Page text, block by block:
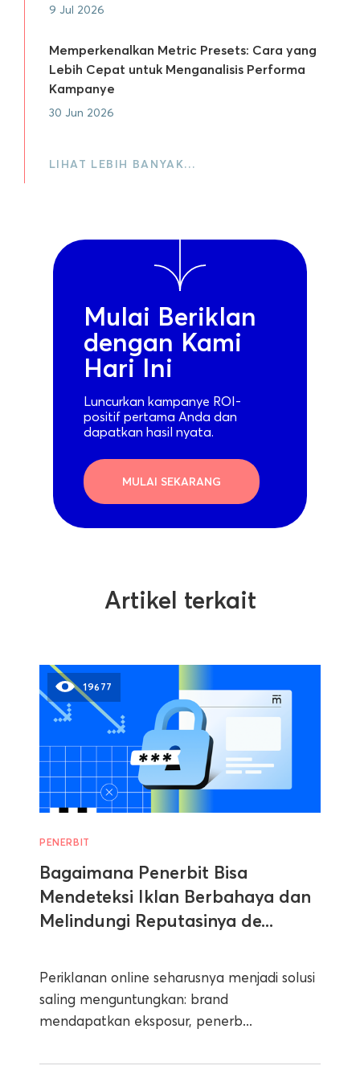
9 Jul 2026
Memperkenalkan Metric Presets: Cara yang
Lebih Cepat untuk Menganalisis Performa
Kampanye
30 Jun 2026
LIHAT LEBIH BANYAK…
Mulai Beriklan
dengan Kami
Hari Ini
Luncurkan kampanye ROI-
positif pertama Anda dan
dapatkan hasil nyata.
MULAI SEKARANG
Artikel terkait
19677
PENERBIT
Bagaimana Penerbit Bisa
Mendeteksi Iklan Berbahaya dan
Melindungi Reputasinya de...
Periklanan online seharusnya menjadi solusi
saling menguntungkan: brand
mendapatkan eksposur, penerb...